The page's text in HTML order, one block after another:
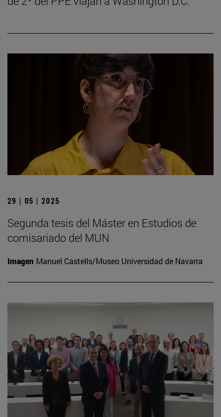
29 | 05 | 2025
Segunda tesis del Máster en Estudios de
comisariado del MUN
Imagen Manuel Castells/Museo Universidad de Navarra